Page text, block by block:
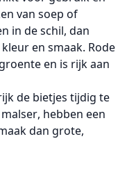
van soep of
in de schil , dan
en smaak. Rode
en is rijk aan
de bietjes tijdig te
malser , hebben een
dan grote,